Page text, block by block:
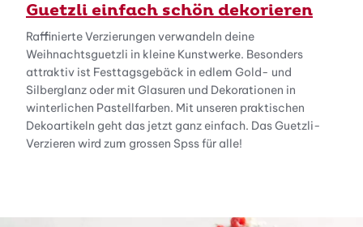
Guetzli einfach schön dekorieren
Raffinierte Verzierungen verwandeln deine
Weihnachtsguetzli in kleine Kunstwerke. Besonders
attraktiv ist Festtagsgebäck in edlem Gold- und
Silberglanz oder mit Glasuren und Dekorationen in
winterlichen Pastellfarben. Mit unseren praktischen
Dekoartikeln geht das jetzt ganz einfach. Das Guetzli-
Verzieren wird zum grossen Spss für alle!